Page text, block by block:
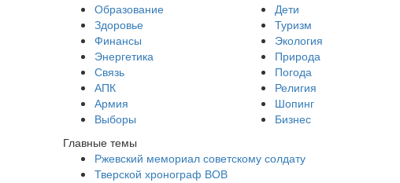
Образование
Здоровье
Финансы
Энергетика
Связь
АПК
Армия
Выборы
Дети
Туризм
Экология
Природа
Погода
Религия
Шопинг
Бизнес
Главные темы
Ржевский мемориал советскому солдату
Тверской хронограф ВОВ